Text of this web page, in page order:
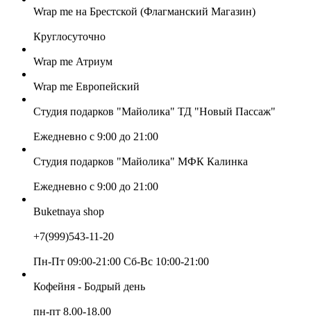
Wrap me на Брестской (Флагманский Магазин)
Круглосуточно
Wrap me Атриум
Wrap me Европейский
Студия подарков "Майолика" ТД "Новый Пассаж"
Ежедневно с 9:00 до 21:00
Студия подарков "Майолика" МФК Калинка
Ежедневно с 9:00 до 21:00
Buketnaya shop
+7(999)543-11-20
Пн-Пт 09:00-21:00 Сб-Вс 10:00-21:00
Кофейня - Бодрый день
пн-пт 8.00-18.00